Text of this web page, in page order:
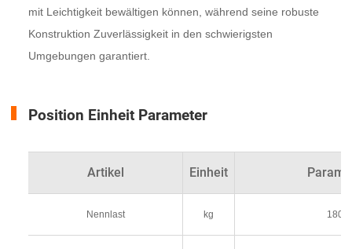
mit Leichtigkeit bewältigen können, während seine robuste
Konstruktion Zuverlässigkeit in den schwierigsten
Umgebungen garantiert.
Position Einheit Parameter
Artikel Einheit
Nennlast kg 1800